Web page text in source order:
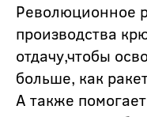
Революционное
производства
отдачу,чтобы
больше, как
А также